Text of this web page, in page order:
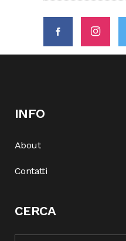
INFO
About
Contatti
CERCA